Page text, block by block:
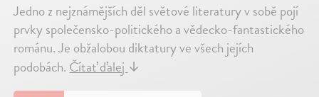
Jedno z nejznámějších děl světové literatury v sobě pojí
prvky společensko-politického a vědecko-fantastického
románu. Je obžalobou diktatury ve všech jejích
podobách.Čítať ďalej↓